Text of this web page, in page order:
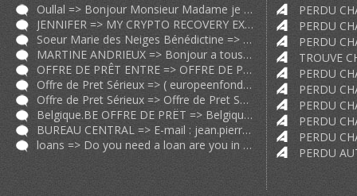
Oullal => Bonjour Monsieur Madame je me présente à vous. Je suis Madame Oull
JENNIFER => MY CRYPTO RECOVERY EXPERIENCE 2024 WARNING: Scammers BEWARE! I'm abou
Soeur Marie des Neiges Bénédictine => Nous venons de trouver un chat semblable au vôtre. Sa photo est sur p
MARTINE ANDRIEUX => Bonjour a tous Victimes Je me suis fait arnaquer et je vous raconte do
OFFRE DE PRÊT ENTRE => OFFRE DE PRÊT ENTRE PARTICULIER SÉRIEUX EN 72H A 0 80 EN FRANCE FR
Offre de Pret Sérieux => ( europeenfondssocial@gmail.com
)
Offre de Pret Sérieux => Offre de Pret Sérieux et Rapide 24H;72h;2 9 particulier.ch particul
Belgique.BE OFFRE DE PRËT => Belgique.BE OFFRE DE PRËT ENTRE PARTICULIER Très sérieux et rapide
BUREAU CENTRAL => E-mail : jean.pierrebrauoirccunit@gmail.com
loans => Do you need a loan are you in debts did your bank say no We offer pers